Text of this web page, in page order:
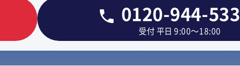
0120-944-533
受付 平日 9:00～18:00